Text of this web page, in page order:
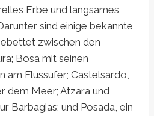
Erbe und langsames
sind einige bekannte
zwischen den
Bosa mit seinen
am Flussufer; Castelsardo,
dem Meer; Atzara und
Barbagias; und Posada, ein